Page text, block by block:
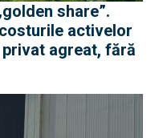
share”.
activelor
agreat, fără